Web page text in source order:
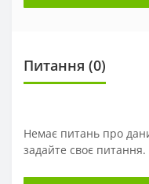
Питання (0)
Немає питань про
задайте своє питання.